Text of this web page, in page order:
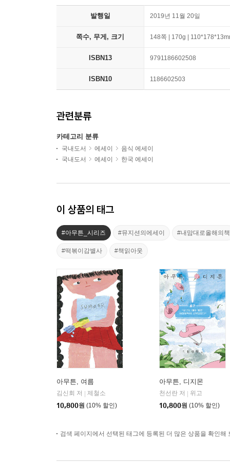
발행일 2019년 11월 20일
쪽수, 무게, 크기 148쪽 | 170g |
ISBN13 9791186602508
ISBN10 1186602503
관련분류
카테고리 분류
국내도서 에세이
음식 에세이
국내도서
에세이 한국 에세이
이 상품의 태그
#아무튼_시리즈 #뮤지션의에세이 #내맘대로올해의책
#떡볶이감별사 #책읽아웃
아무튼, 여름
김신회 저 | 제철소
10,800원 (10% 할인)
아무튼, 디지몬
천선란 저 | 위고
10,800원 (10% 할인)
검색 페이지에서 선택된 태그에 등록된 더 많은 상품을 확인해